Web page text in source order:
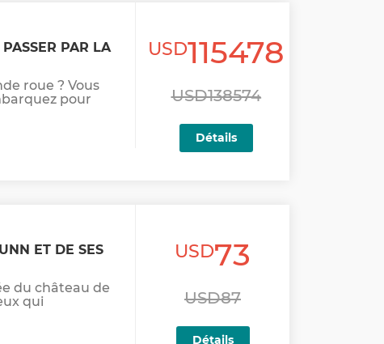
PAR LA
roue ? Vous
pour
USD115478
USD138574
Détails
ET DE SES
du château de
qui
USD73
USD87
Détails